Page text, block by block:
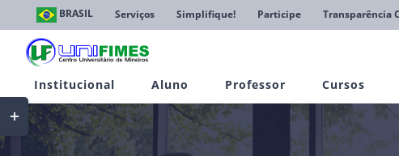
conteúdo
BRASIL Serviços Simplifique! Participe Transparência
Institucional Aluno Professor Cursos
Toggle
Sliding
Bar